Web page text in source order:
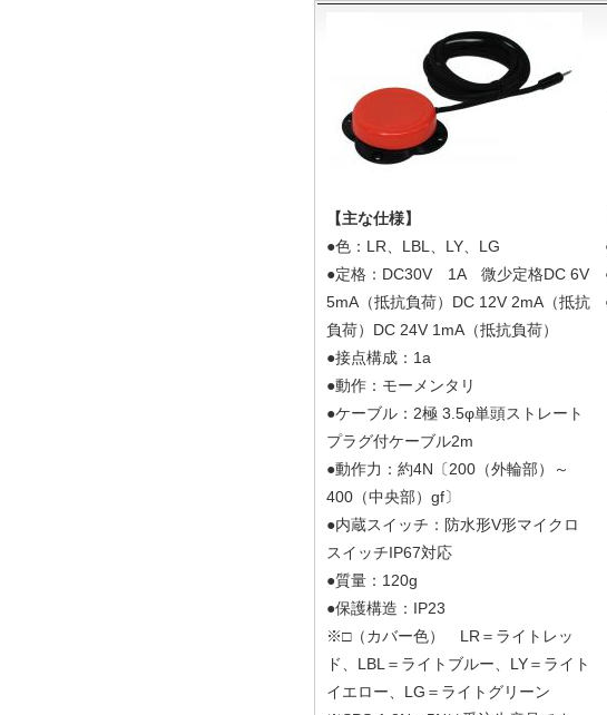
【主な仕様】
●色：LR、LBL、LY、LG
●定格：DC30V 1A 微少定格DC 6V
5mA（抵抗負荷）DC 12V 2mA（抵抗
負荷）DC 24V 1mA（抵抗負荷）
●接点構成：1a
●動作：モーメンタリ
●ケーブル：2極 3.5φ単頭ストレート
プラグ付ケーブル2m
●動作力：約4N〔200（外輪部）～
400（中央部）gf〕
●内蔵スイッチ：防水形V形マイクロ
スイッチIP67対応
●質量：120g
●保護構造：IP23
※□（カバー色） LR＝ライトレッ
ド、LBL＝ライトブルー、LY＝ライト
イエロー、LG＝ライトグリーン